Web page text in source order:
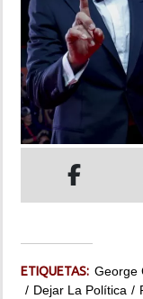
MULTIMEDIA
IMPRESO
ETIQUETAS: George
Dejar La Política